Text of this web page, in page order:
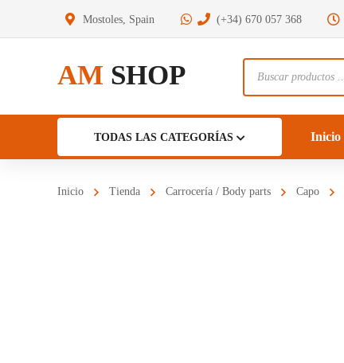
Mostoles, Spain (+34) 670 057 368
AM SHOP
de
productos
TODAS LAS CATEGORÍAS Inicio
Inicio Tienda Carrocería / Body parts Capo